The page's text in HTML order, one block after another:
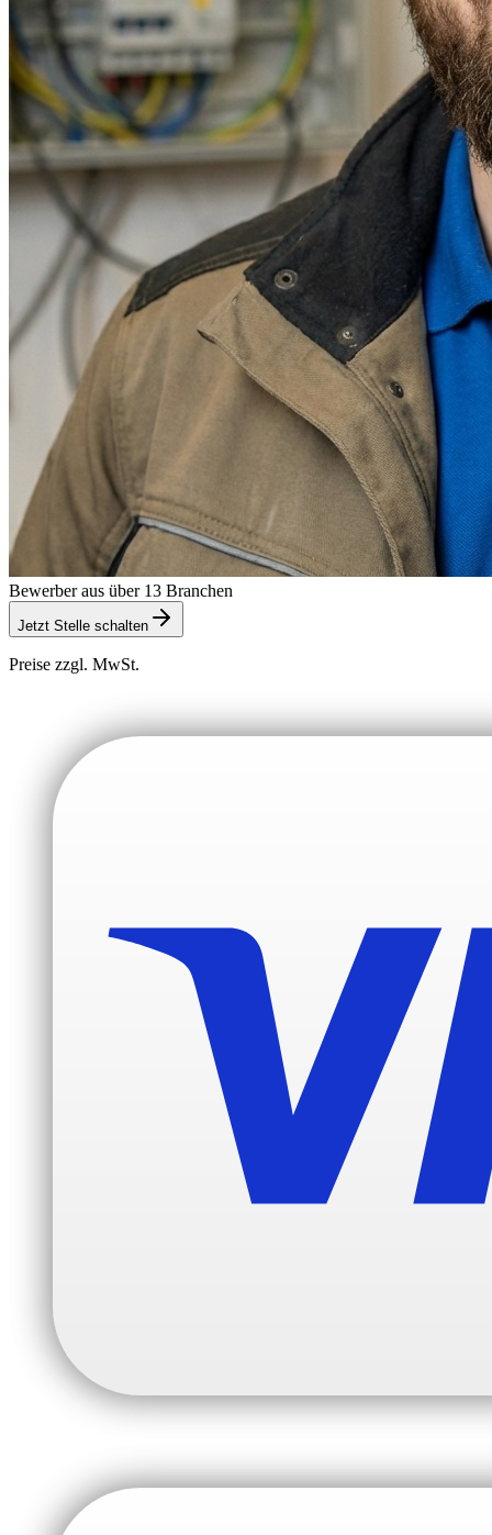
Bewerber aus über 13 Branchen
Jetzt Stelle schalten
Preise zzgl. MwSt.